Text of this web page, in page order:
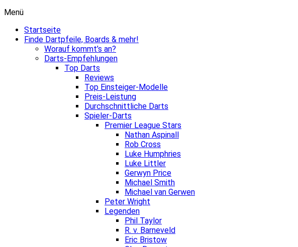
Menü
Startseite
Finde Dartpfeile, Boards & mehr!
Worauf kommt’s an?
Darts-Empfehlungen
Top Darts
Reviews
Top Einsteiger-Modelle
Preis-Leistung
Durchschnittliche Darts
Spieler-Darts
Premier League Stars
Nathan Aspinall
Rob Cross
Luke Humphries
Luke Littler
Gerwyn Price
Michael Smith
Michael van Gerwen
Peter Wright
Legenden
Phil Taylor
R. v. Barneveld
Eric Bristow